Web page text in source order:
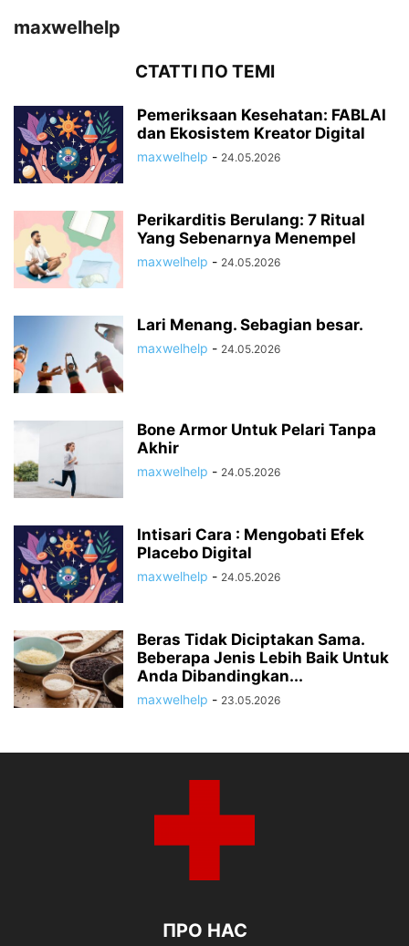
maxwelhelp
СТАТТІ ПО ТЕМІ
Pemeriksaan Kesehatan: FABLAI
dan Ekosistem Kreator Digital
maxwelhelp - 24.05.2026
Perikarditis Berulang: 7 Ritual
Yang Sebenarnya Menempel
maxwelhelp - 24.05.2026
Lari Menang. Sebagian besar.
maxwelhelp - 24.05.2026
Bone Armor Untuk Pelari Tanpa
Akhir
maxwelhelp - 24.05.2026
Intisari Cara : Mengobati Efek
Placebo Digital
maxwelhelp - 24.05.2026
Beras Tidak Diciptakan Sama.
Beberapa Jenis Lebih Baik Untuk
Anda Dibandingkan...
maxwelhelp - 23.05.2026
ПРО НАС